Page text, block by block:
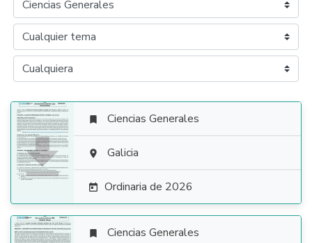

 Ciencias Generales
 Galicia
 Ordinaria de 2026
 Ciencias Generales